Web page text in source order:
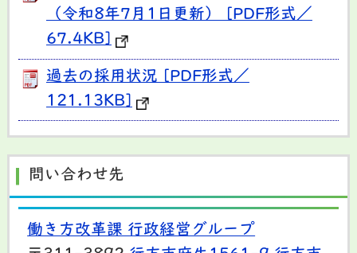
（令和8年7月1日更新） [PDF形式／
67.4KB]
過去の採用状況 [PDF形式／
121.13KB]
問い合わせ先
働き方改革課 行政経営グループ